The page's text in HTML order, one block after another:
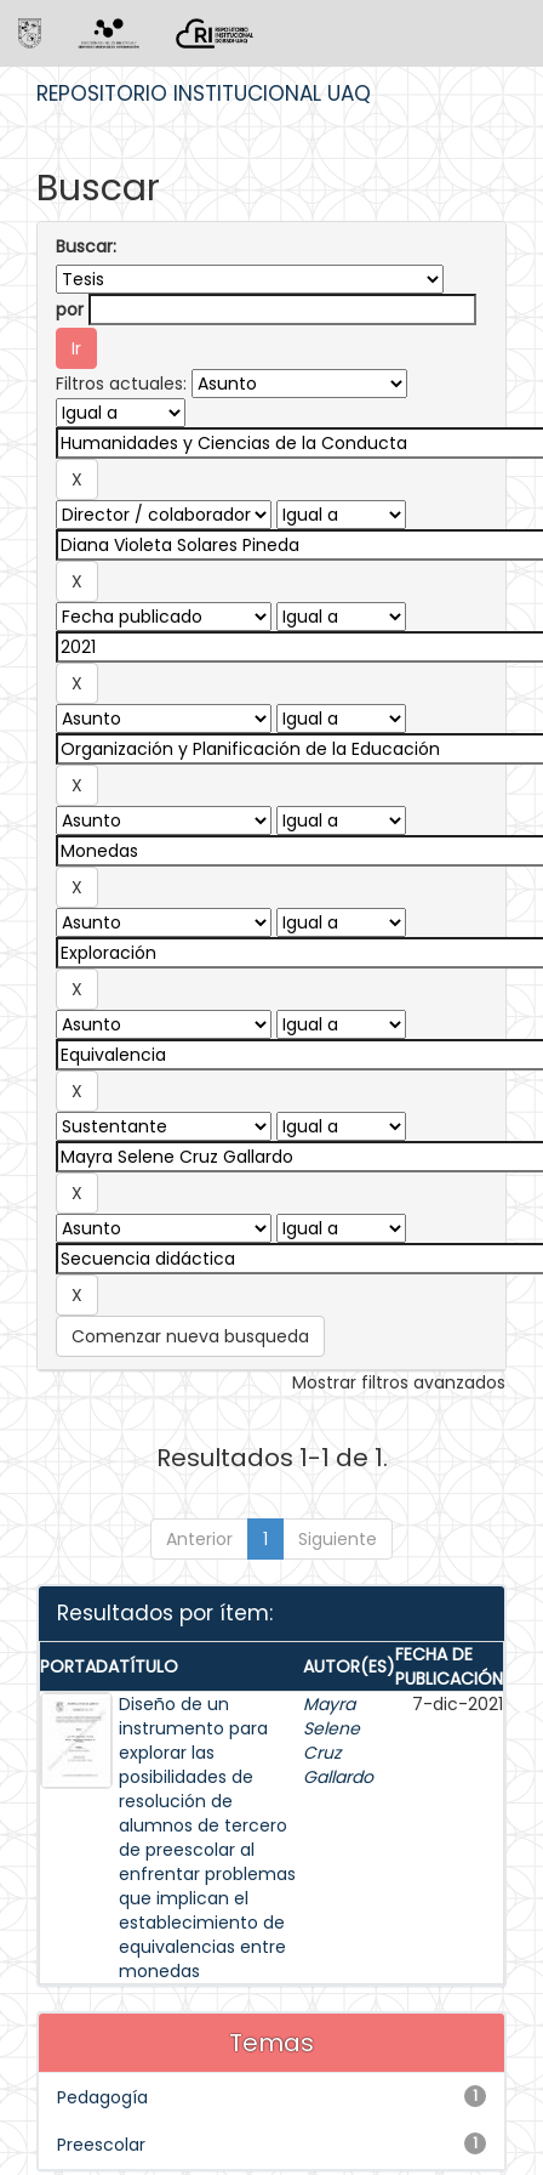
REPOSITORIO INSTITUCIONAL UAQ
Buscar
Buscar:
por
Filtros actuales:
Comenzar nueva busqueda
Mostrar filtros avanzados
Resultados 1-1 de 1.
Anterior 1 Siguiente
Resultados por ítem:
PORTADATÍTULO AUTOR(ES)FECHA DE
PUBLICACIÓN
Diseño de un
instrumento para
explorar las
posibilidades de
resolución de
alumnos de tercero
de preescolar al
enfrentar problemas
que implican el
establecimiento de
equivalencias entre
monedas
Mayra
Selene
Cruz
Gallardo
7-dic-2021
Temas
1
Pedagogía
1
Preescolar